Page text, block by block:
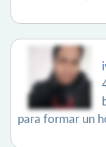
para formar un